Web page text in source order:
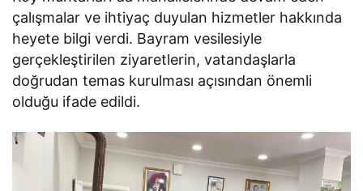
çalışmalar ve ihtiyaç duyulan hizmetler hakkında
heyete bilgi verdi. Bayram vesilesiyle
gerçekleştirilen ziyaretlerin, vatandaşlarla
doğrudan temas kurulması açısından önemli
olduğu ifade edildi.